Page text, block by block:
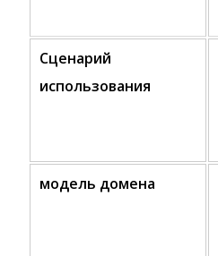
Сценарий
использования
модель домена